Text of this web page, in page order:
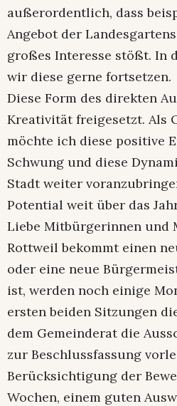
außerordentlich, dass
Angebot der
großes Interesse stößt. In
wir diese gerne fortsetzen.
Diese Form des direkten
Kreativität freigesetzt. Als
möchte ich diese positive
Schwung und diese
Stadt weiter
Potential weit über das
Liebe Mitbürgerinnen und
Rottweil bekommt einen
oder eine neue
ist, werden noch einige
ersten beiden Sitzungen
dem Gemeinderat die
zur Beschlussfassung
Berücksichtigung der
Wochen, einem guten